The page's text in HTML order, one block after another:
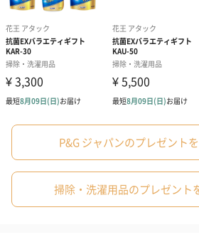
また、洗剤ギフトはお見舞いへの御礼と
しにも使われます。
本体サイズ
幅196mm×奥行264mm×
パッケージ外
装
直方体化粧箱(天地無用)
P&G ジャパンのプレゼント
掃除・洗濯用品のプレゼント